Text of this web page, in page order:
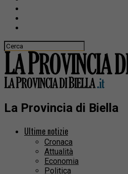
La Provincia di Biella
Ultime notizie
Cronaca
Attualità
Economia
Politica